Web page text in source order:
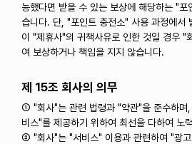
능했다면 받을 수 있는 보상에 해당하는 "포
습니다. 단, "포인트 충전소" 사용 과정에서
이 "제휴사"의 귀책사유로 인한 것일 경우 "
여 보상하거나 책임을 지지 않습니다.
제 15조 회사의 의무
① "회사"는 관련 법령과 "약관"을 준수하며,
비스"를 제공하기 위하여 최선을 다하여 노
② "회사"는 "서비스" 이용과 관련하여 "광